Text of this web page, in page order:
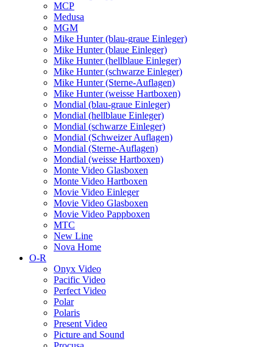
MCP
Medusa
MGM
Mike Hunter (blau-graue Einleger)
Mike Hunter (blaue Einleger)
Mike Hunter (hellblaue Einleger)
Mike Hunter (schwarze Einleger)
Mike Hunter (Sterne-Auflagen)
Mike Hunter (weisse Hartboxen)
Mondial (blau-graue Einleger)
Mondial (hellblaue Einleger)
Mondial (schwarze Einleger)
Mondial (Schweizer Auflagen)
Mondial (Sterne-Auflagen)
Mondial (weisse Hartboxen)
Monte Video Glasboxen
Monte Video Hartboxen
Movie Video Einleger
Movie Video Glasboxen
Movie Video Pappboxen
MTC
New Line
Nova Home
O-R
Onyx Video
Pacific Video
Perfect Video
Polar
Polaris
Present Video
Picture and Sound